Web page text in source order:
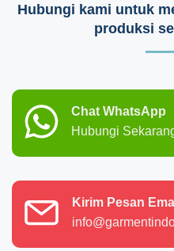
Hubungi kami untuk
produksi
Chat WhatsApp
Hubungi
Kirim Pesan